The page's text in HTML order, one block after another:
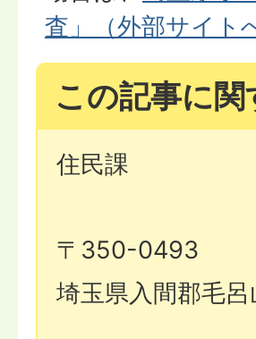
査」（外部サイト
この記事に
住民課
〒350-0493
埼玉県入間郡毛